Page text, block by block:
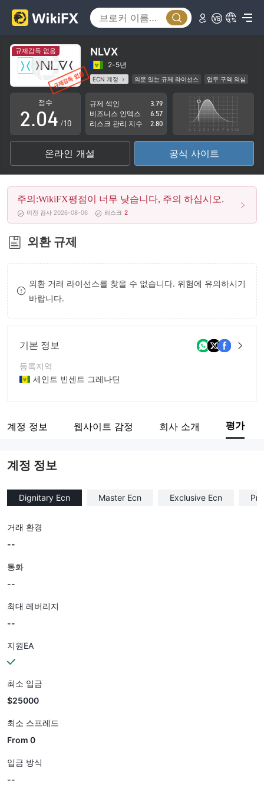
규제감독 없음 NLVX
2-5년
ECN 계정 의문 있는 규제 라이선스
업무 구역 의심
잠재적 위험성이 높음
점수
0
1
2
3
4
5
6
7
8
9
.0
1
2
3
4
5
6
7
8
0
1
2
3
4
5
6
7
8
9
/10
규제 색인
3.79
비즈니스 인덱스
6.57
리스크 관리 지수
2.80
온라인 개설 공식 사이트
주의:WikiFX평점이 너무 낮습니다, 주의 하십시오.
이전 검사 2026-08-06 리스크 2
외환 규제
외환 거래 라이선스를 찾을 수 없습니다. 위험에 유의하시기
바랍니다.
기본 정보
등록지역
세인트 빈센트 그레나딘
회사 전체 이름
계정 정보 웹사이트 감정 회사 소개 평가
계정 정보
Dignitary Ecn Master Ecn Exclusive Ecn
거래 환경
--
통화
--
최대 레버리지
--
지원EA
최소 입금
$25000
최소 스프레드
From 0
입금 방식
--